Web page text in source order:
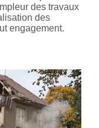
des travaux
des
engagement.